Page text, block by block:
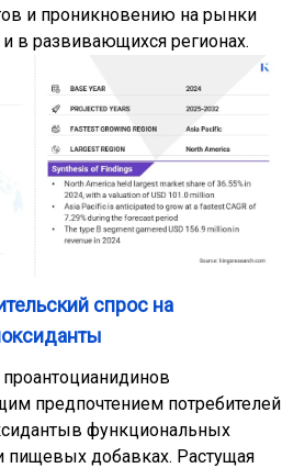
и проникновению на рынки
в развивающихся регионах.
спрос на
предпочтением потребителей
в функциональных
пищевых добавках. Растущая